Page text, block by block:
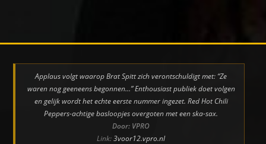
Applaus volgt waarop Brat Spitt zich verontschuldigt met: “Ze
waren nog geeneens begonnen…” Enthousiast publiek doet volgen
en gelijk wordt het echte eerste nummer ingezet. Red Hot Chili
Peppers-achtige basloopjes overgoten met een ska-sax.
Door: VPRO
Link:3voor12.vpro.nl